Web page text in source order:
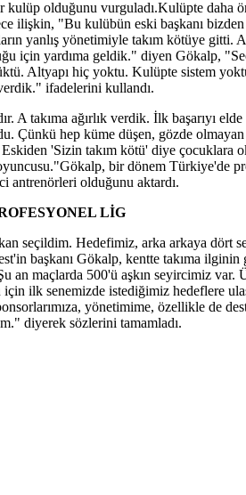
olduğunu vurguladı.Kulüpte daha
"Bu kulübün eski başkanı bizden
yanlış yönetimiyle takım kötüye gitti.
için yardıma geldik." diyen Gökalp,
Altyapı hiç yoktu. Kulüpte sistem
ifadelerini kullandı.
takıma ağırlık verdik. İlk başarıyı
hep küme düşen, gözde
'Sizin takım kötü' diye çocuklara
bir dönem Türkiye'de
antrenörleri olduğunu aktardı.
LİG
seçildim. Hedefimiz, arka arkaya dört
başkanı Gökalp, kentte takıma
maçlarda 500'ü aşkın seyircimiz var.
ilk senemizde istediğimiz hedeflere
yönetimime, özellikle de
diyerek sözlerini tamamladı.